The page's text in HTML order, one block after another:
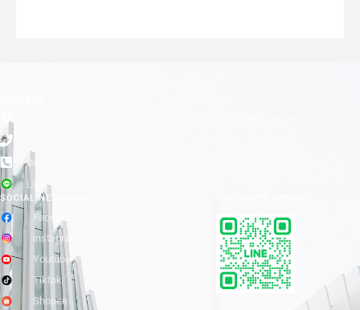
065-8899840 (Customer Service)
LINE
SOCIAL NETWORKS
Facebook
instagram
Youtube
Tiktok
Shopee